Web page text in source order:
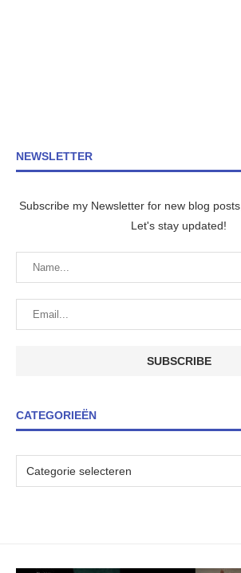
NEWSLETTER
Subscribe my Newsletter for new blog
Let's stay updated!
CATEGORIEËN